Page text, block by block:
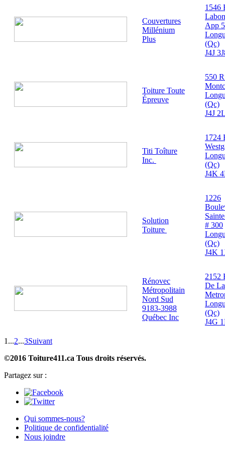
Couvertures
Millénium
Plus
1546
App 5
(Qc)
J4J
Toiture Toute
Épreuve
550
(Qc)
J4J
Titi Toîture
Inc.
1724
(Qc)
J4K
Solution
Toiture
1226
# 300
(Qc)
J4K
Rénovec
Métropolitain
Nord Sud
9183-3988
Québec Inc
2152
De La
(Qc)
J4G
1...2...3Suivant
©2016 Toiture411.ca Tous droits réservés.
Partagez sur :
Qui sommes-nous?
Politique de confidentialité
Nous joindre